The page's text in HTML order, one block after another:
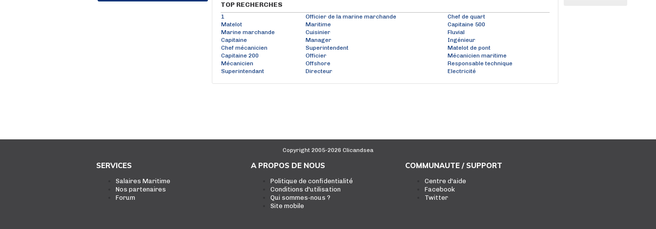
TOP RECHERCHES
1 Officier de la marine marchande
Chef de quart
Matelot
Maritime
Capitaine 500
Marine marchande
Cuisinier
Fluvial
Capitaine
Manager
Ingénieur
Chef mécanicien
Superintendent
Matelot de pont
Capitaine 200
Officier
Mécanicien maritime
Mécanicien
Offshore
Responsable technique
Superintendant
Directeur Electricité
Copyright 2005-2026 Clicandsea
SERVICES
Salaires Maritime
Nos partenaires
Forum
A PROPOS DE NOUS
Politique de confidentialité
Conditions d'utilisation
Qui sommes-nous ?
Site mobile
COMMUNAUTE / SUPPORT
Centre d'aide
Facebook
Twitter